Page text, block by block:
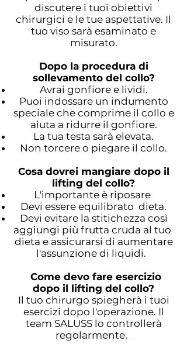
discutere i tuoi obiettivi
chirurgici e le tue aspettative. Il
tuo viso sarà esaminato e
misurato.
Dopo la procedura di
sollevamento del collo?
Avrai gonfiore e lividi.
Puoi indossare un indumento
speciale che comprime il collo e
aiuta a ridurre il gonfiore.
La tua testa sarà elevata.
Non torcere o piegare il collo.
Cosa dovrei mangiare dopo il
lifting del collo?
L'importante è riposare
Devi essere equilibrato dieta.
Devi evitare la stitichezza così
aggiungi più frutta cruda al tuo
dieta e assicurarsi di aumentare
l'assunzione di liquidi.
Come devo fare esercizio
dopo il lifting del collo?
Il tuo chirurgo spiegherà i tuoi
esercizi dopo l'operazione. Il
team SALUSS lo controllerà
regolarmente.